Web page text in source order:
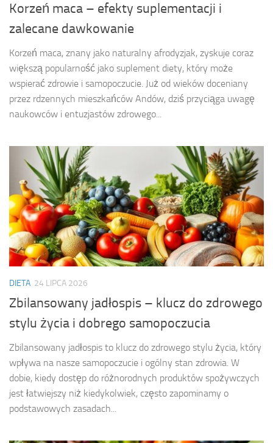
Korzeń maca – efekty suplementacji i
zalecane dawkowanie
Korzeń maca, znany jako naturalny afrodyzjak, zyskuje coraz
większą popularność jako suplement diety, który może
wspierać zdrowie i samopoczucie. Już od wieków doceniany
przez rdzennych mieszkańców Andów, dziś przyciąga uwagę
naukowców i entuzjastów zdrowego...
DIETA 24 LIPCA 2026
Zbilansowany jadłospis – klucz do zdrowego
stylu życia i dobrego samopoczucia
Zbilansowany jadłospis to klucz do zdrowego stylu życia, który
wpływa na nasze samopoczucie i ogólny stan zdrowia. W
dobie, kiedy dostęp do różnorodnych produktów spożywczych
jest łatwiejszy niż kiedykolwiek, często zapominamy o
podstawowych zasadach...